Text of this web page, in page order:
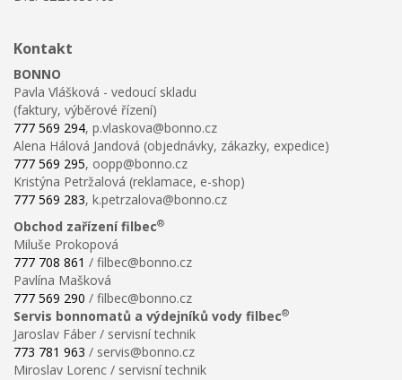
Kontakt
BONNO
Pavla Vlášková - vedoucí skladu
(faktury, výběrové řízení)
777 569 294, p.vlaskova@bonno.cz
Alena Hálová Jandová (objednávky, zákazky, expedice)
777 569 295, oopp@bonno.cz
Kristýna Petržalová (reklamace, e-shop)
777 569 283, k.petrzalova@bonno.cz
Obchod zařízení filbec®
Miluše Prokopová
777 708 861 / filbec@bonno.cz
Pavlína Mašková
777 569 290 / filbec@bonno.cz
Servis bonnomatů a výdejníků vody filbec®
Jaroslav Fáber / servisní technik
773 781 963 / servis@bonno.cz
Miroslav Lorenc / servisní technik